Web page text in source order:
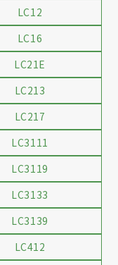
LC12
LC16
LC21E
LC213
LC217
LC3111
LC3119
LC3133
LC3139
LC412